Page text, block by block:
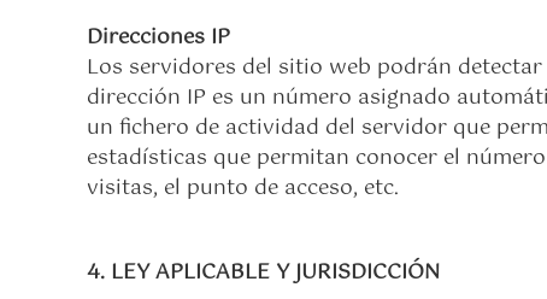
Direcciones IP
Los servidores del sitio web podrán
dirección IP es un número asignado
un fichero de actividad del servidor que
estadísticas que permitan conocer el
visitas, el punto de acceso, etc.
4. LEY APLICABLE Y JURISDICCIÓN